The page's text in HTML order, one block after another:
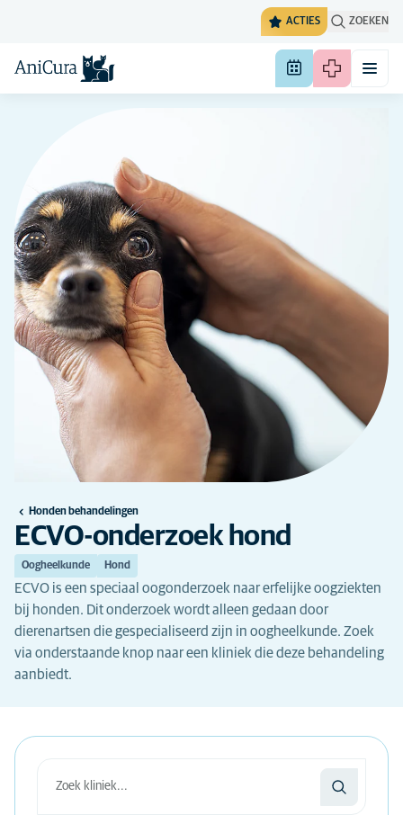
ACTIES ZOEKEN
Honden behandelingen
ECVO-onderzoek hond
Oogheelkunde Hond
ECVO is een speciaal oogonderzoek naar erfelijke oogziekten
bij honden. Dit onderzoek wordt alleen gedaan door
dierenartsen die gespecialiseerd zijn in oogheelkunde. Zoek
via onderstaande knop naar een kliniek die deze behandeling
aanbiedt.